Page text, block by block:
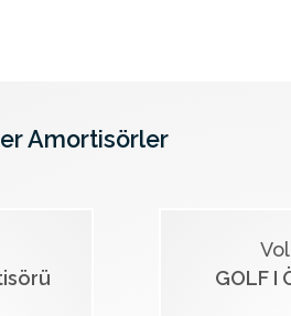
Amortisörler
GOLF I